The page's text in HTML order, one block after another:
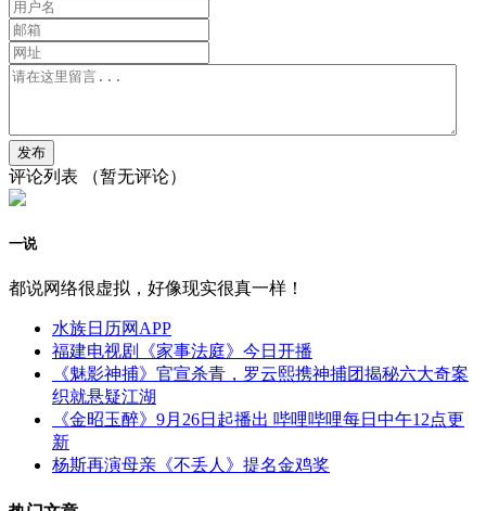
评论列表 （暂无评论）
一说
都说网络很虚拟，好像现实很真一样！
水族日历网APP
福建电视剧《家事法庭》今日开播
《魅影神捕》官宣杀青，罗云熙携神捕团揭秘六大奇案
织就悬疑江湖
《金昭玉醉》9月26日起播出 哔哩哔哩每日中午12点更
新
杨斯再演母亲《不丢人》提名金鸡奖